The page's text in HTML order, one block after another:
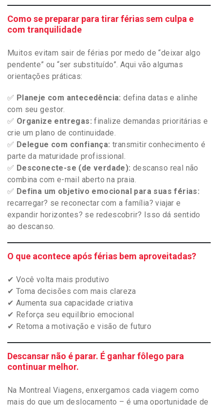
Como se preparar para tirar férias sem culpa e
com tranquilidade
Muitos evitam sair de férias por medo de “deixar algo
pendente” ou “ser substituído”. Aqui vão algumas
orientações práticas:
✅ Planeje com antecedência: defina datas e alinhe
com seu gestor.
✅ Organize entregas: finalize demandas prioritárias e
crie um plano de continuidade.
✅ Delegue com confiança: transmitir conhecimento é
parte da maturidade profissional.
✅ Desconecte-se (de verdade): descanso real não
combina com e-mail aberto na praia.
✅ Defina um objetivo emocional para suas férias:
recarregar? se reconectar com a família? viajar e
expandir horizontes? se redescobrir? Isso dá sentido
ao descanso.
O que acontece após férias bem aproveitadas?
✔ Você volta mais produtivo
✔ Toma decisões com mais clareza
✔ Aumenta sua capacidade criativa
✔ Reforça seu equilíbrio emocional
✔ Retoma a motivação e visão de futuro
Descansar não é parar. É ganhar fôlego para
continuar melhor.
Na Montreal Viagens, enxergamos cada viagem como
mais do que um deslocamento – é uma oportunidade de